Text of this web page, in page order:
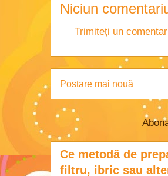
Niciun
Trimiteți un
Postare mai nouă
Ce metodă de
filtru, ibric sau